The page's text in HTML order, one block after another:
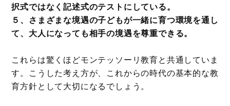
択式ではなく記述式のテストにしている。
５、さまざまな境遇の子どもが一緒に育つ環境を通し
て、大人になっても相手の境遇を尊重できる。
これらは驚くほどモンテッソーリ教育と共通していま
す。こうした考え方が、これからの時代の基本的な教
育方針として大切になるでしょう。